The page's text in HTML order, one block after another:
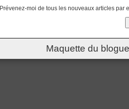
Prévenez-moi de tous les nouveaux articles par
Maquette du